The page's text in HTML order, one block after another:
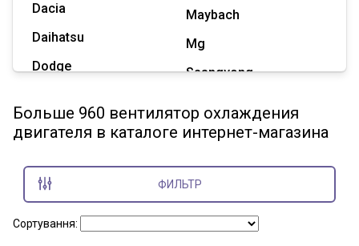
Dacia
Daihatsu
Dodge
Great Wall
Hummer
Maybach
Mg
Ssangyong
Tesla
Показать все марки
Больше 960 вентилятор охлаждения
двигателя в каталоге интернет-магазина
ФИЛЬТР
Сортування: